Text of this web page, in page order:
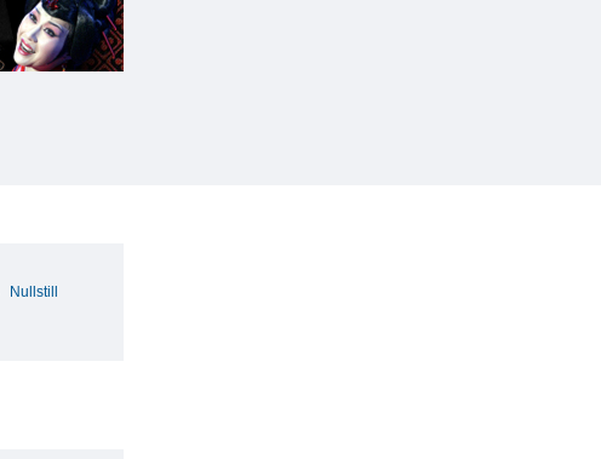
Nullstill